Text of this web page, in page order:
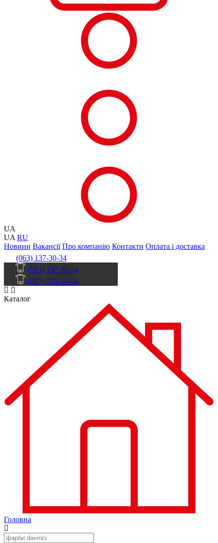
UA
UA RU
Новини Вакансії Про компанію Контакти Оплата і доставка
(063) 137-30-34
(063) 137-30-34
(067) 770-50-04
Каталог
Головна